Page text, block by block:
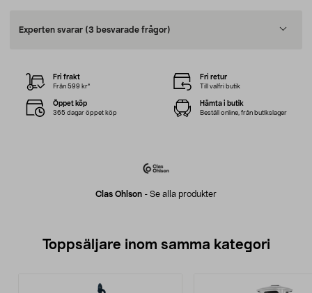
Experten svarar (3 besvarade frågor)
Clas Ohlson - Se alla produkter
Fri frakt
Från 599 kr*
Fri retur
Till valfri butik
Öppet köp
365 dagar öppet köp
Hämta i butik
Beställ online, från butikslager
Toppsäljare inom samma kategori